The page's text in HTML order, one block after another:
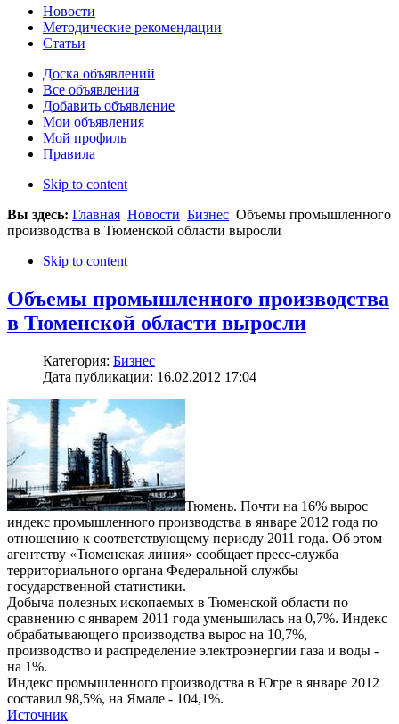
Новости
Методические рекомендации
Статьи
Доска объявлений
Все объявления
Добавить объявление
Мои объявления
Мой профиль
Правила
Skip to content
Вы здесь: Главная Новости Бизнес Объемы промышленного
производства в Тюменской области выросли
Skip to content
Объемы промышленного производства
в Тюменской области выросли
Категория: Бизнес
Дата публикации: 16.02.2012 17:04
Тюмень. Почти на 16% вырос
индекс промышленного производства в январе 2012 года по
отношению к соответствующему периоду 2011 года. Об этом
агентству «Тюменская линия» сообщает пресс-служба
территориального органа Федеральной службы
государственной статистики.
Добыча полезных ископаемых в Тюменской области по
сравнению с январем 2011 года уменьшилась на 0,7%. Индекс
обрабатывающего производства вырос на 10,7%,
производство и распределение электроэнергии газа и воды -
на 1%.
Индекс промышленного производства в Югре в январе 2012
составил 98,5%, на Ямале - 104,1%.
Источник